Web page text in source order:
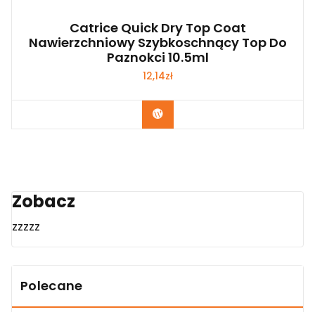
Catrice Quick Dry Top Coat
Nawierzchniowy Szybkoschnący Top Do
Paznokci 10.5ml
12,14zł
Zobacz
Zobacz
zzzzz
Polecane